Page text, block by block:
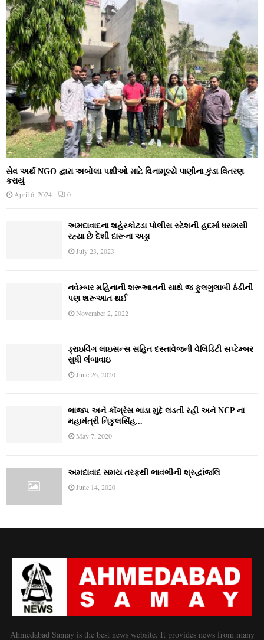
સેવ અર્થ NGO દ્વારા અબોલા પક્ષીઓ માટે વિનામૂલ્યે પાણીના કુંડા વિતરણ
કરાયું
April 6, 2024 0
અમદાવાદના શહેરકોટડા પોલીસ સ્ટેશની હદમાં ધસમસી
રહ્યા છે દેશી દારૂના અડ્ડા
July 23, 2023
નવેમ્‍બર મહિનાની શરૂઆતની સાથે જ ફુલગુલાબી ઠંડીની
પણ શરૂઆત થઈ
November 2, 2022
ડ્રાઇવિંગ લાઇસન્સ સહિત દસ્તાવેજની વેલિડિટી સપ્ટેમ્બર
સુધી લંબાવાઇ
June 26, 2020
ભાજપ અને કોંગ્રેસ ભાડા મુદ્દે લડતી રહી અને NCP ના
મહામંત્રી નિકુલસિંહ...
May 7, 2020
અમદાવાદ સમય તરફથી ભાવભીની શ્રદ્ધાંજલિ
June 14, 2020
Ahmedabad Samay is the best news website. It provides news from many